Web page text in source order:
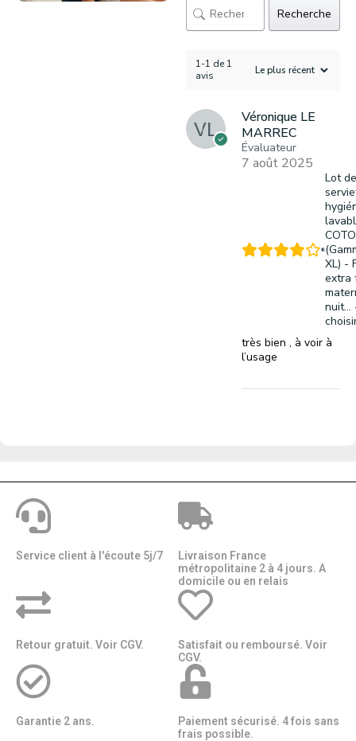
Recherche
1-1 de 1
avis
Véronique LE
MARREC
Évaluateur
7 août 2025
Lot
XL) -
extra
nuit...
très bien , à voir à
l’usage
Service client à l'écoute 5j/7
Livraison France
métropolitaine 2 à 4 jours. A
domicile ou en relais​​
Retour gratuit. Voir CGV.
Satisfait ou remboursé. Voir
CGV.
Garantie 2 ans.
Paiement sécurisé. 4 fois sans
frais possible.